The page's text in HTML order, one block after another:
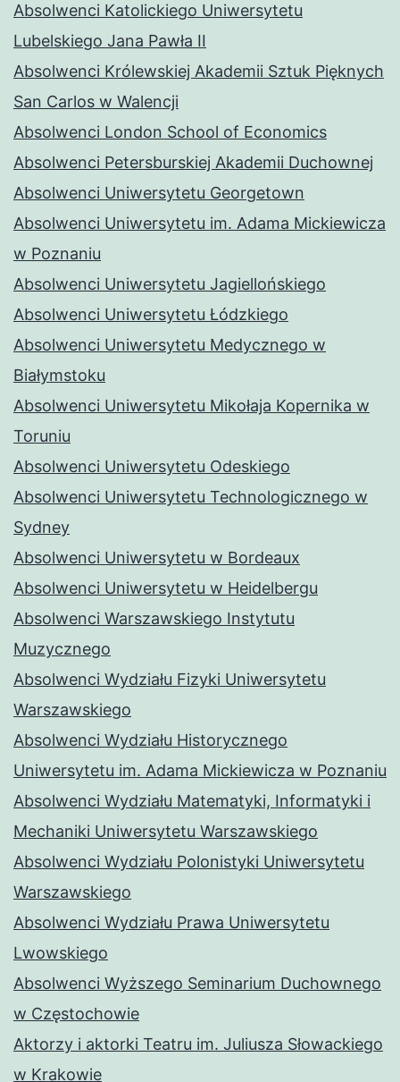
Absolwenci Katolickiego Uniwersytetu
Lubelskiego Jana Pawła II
Absolwenci Królewskiej Akademii Sztuk Pięknych
San Carlos w Walencji
Absolwenci London School of Economics
Absolwenci Petersburskiej Akademii Duchownej
Absolwenci Uniwersytetu Georgetown
Absolwenci Uniwersytetu im. Adama Mickiewicza
w Poznaniu
Absolwenci Uniwersytetu Jagiellońskiego
Absolwenci Uniwersytetu Łódzkiego
Absolwenci Uniwersytetu Medycznego w
Białymstoku
Absolwenci Uniwersytetu Mikołaja Kopernika w
Toruniu
Absolwenci Uniwersytetu Odeskiego
Absolwenci Uniwersytetu Technologicznego w
Sydney
Absolwenci Uniwersytetu w Bordeaux
Absolwenci Uniwersytetu w Heidelbergu
Absolwenci Warszawskiego Instytutu
Muzycznego
Absolwenci Wydziału Fizyki Uniwersytetu
Warszawskiego
Absolwenci Wydziału Historycznego
Uniwersytetu im. Adama Mickiewicza w Poznaniu
Absolwenci Wydziału Matematyki, Informatyki i
Mechaniki Uniwersytetu Warszawskiego
Absolwenci Wydziału Polonistyki Uniwersytetu
Warszawskiego
Absolwenci Wydziału Prawa Uniwersytetu
Lwowskiego
Absolwenci Wyższego Seminarium Duchownego
w Częstochowie
Aktorzy i aktorki Teatru im. Juliusza Słowackiego
w Krakowie